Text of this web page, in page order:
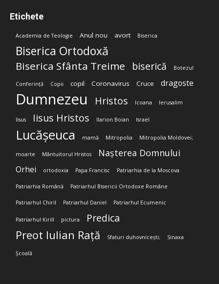
Etichete
Academia de Teologie Anul nou avort Biserica
Biserica Ortodoxă
Biserica Sfânta Treime biserică Botezul
Conferință Copii copil Coronavirus Cruce dragoste
Dumnezeu Hristos Icoana Ierusalim
Iisus Iisus Hristos Ilarion Boian Israel
Lucășeuca mamă Mitropolia Mitropolia Moldovei;
moarte Mântuitorul Hristos Nașterea Domnului
Orhei ortodoxia Papa Francisc Patriarhia de la Moscova
Patriarhia Română Patriarhul Bisericii Ortodoxe Române
Patriarhul Chiril Patriarhul Daniel Patriarhul Ecumenic
Patriarhul Kirill pictura Predica
Preot Iulian Rață Sfaturi duhovnicești; Sinaxa
Școală